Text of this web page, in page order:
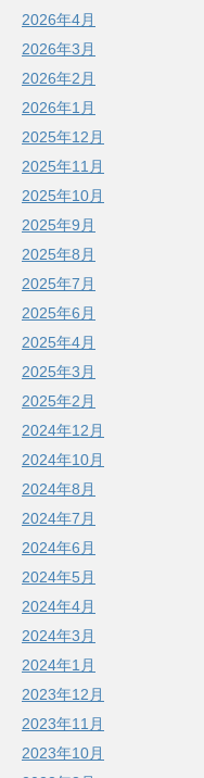
2026年4月
2026年3月
2026年2月
2026年1月
2025年12月
2025年11月
2025年10月
2025年9月
2025年8月
2025年7月
2025年6月
2025年4月
2025年3月
2025年2月
2024年12月
2024年10月
2024年8月
2024年7月
2024年6月
2024年5月
2024年4月
2024年3月
2024年1月
2023年12月
2023年11月
2023年10月